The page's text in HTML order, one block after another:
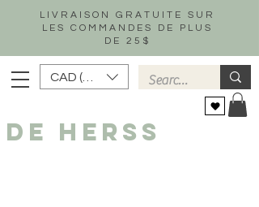
LIVRAISON GRATUITE SUR
LES COMMANDES DE PLUS
DE 25$
CAD (C$)
DE HERSS